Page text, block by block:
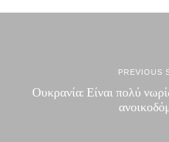
PREVIOUS
Ουκρανία: Είναι πολύ